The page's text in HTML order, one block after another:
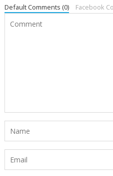
Default Comments (0) Facebook